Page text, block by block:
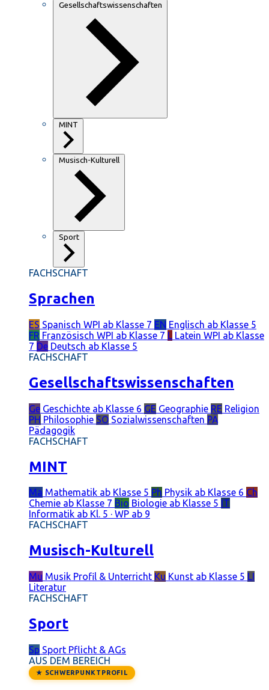
Gesellschaftswissenschaften
MINT
Musisch-Kulturell
Sport
FACHSCHAFT
Sprachen
ES Spanisch WPI ab Klasse 7 EN Englisch ab Klasse 5
FR Französisch WPI ab Klasse 7 L Latein WPI ab Klasse
7 De Deutsch ab Klasse 5
FACHSCHAFT
Gesellschaftswissenschaften
Ge Geschichte ab Klasse 6 GE Geographie RE Religion
PH Philosophie SO Sozialwissenschaften PÄ
Pädagogik
FACHSCHAFT
MINT
Ma Mathematik ab Klasse 5 Ph Physik ab Klasse 6 Ch
Chemie ab Klasse 7 Bio Biologie ab Klasse 5 IT
Informatik ab Kl. 5 · WP ab 9
FACHSCHAFT
Musisch-Kulturell
Mu Musik Profil & Unterricht Ku Kunst ab Klasse 5 LI
Literatur
FACHSCHAFT
Sport
Sp Sport Pflicht & AGs
AUS DEM BEREICH
★ SCHWERPUNKTPROFIL